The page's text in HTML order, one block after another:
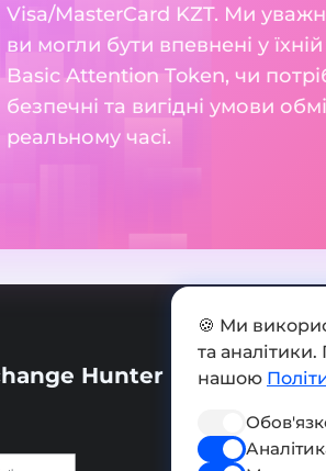
Visa/MasterCard KZT. Ми
ви могли бути впевнені у
Basic Attention Token, чи
безпечні та вигідні умови
реальному часі.
Hunter
🍪 Ми
та
нашою